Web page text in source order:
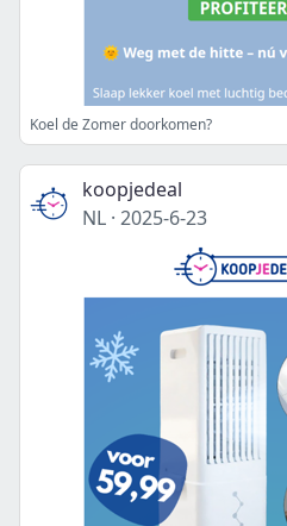
Koel de Zomer doorkomen?
koopjedeal
NL · 2025-6-23